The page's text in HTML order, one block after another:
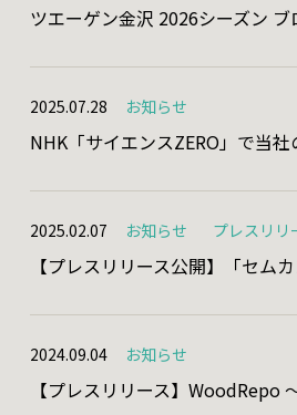
森林管理システム円空
古今金澤年表
FileCrane
WoodRepo
フルーツ棚次郎 for キウイ
ツエーゲン金沢 2026シーズン
2025.07.28 お知らせ
NHK「サイエンスZERO」で当
2025.02.07 お知らせ プレスリリ
【プレスリリース公開】「セム
2024.09.04 お知らせ
【プレスリリース】WoodRepo